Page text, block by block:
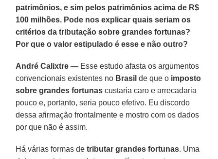
patrimônios, e sim pelos patrimônios acima de R$
100 milhões. Pode nos explicar quais seriam os
critérios da tributação sobre grandes fortunas?
Por que o valor estipulado é esse e não outro?
André Calixtre — Esse estudo afasta os argumentos
convencionais existentes no Brasil de que o imposto
sobre grandes fortunas custaria caro e arrecadaria
pouco e, portanto, seria pouco efetivo. Eu discordo
dessa afirmação frontalmente e mostro com os dados
por que não é assim.
Há várias formas detributar grandes fortunas. Uma